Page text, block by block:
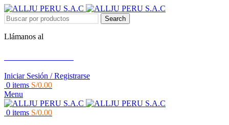
Search
Llámanos al
Iniciar Sesión / Registrarse
0 items S/0.00
Menu
0 items S/0.00